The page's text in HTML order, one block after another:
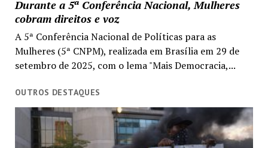
Durante a 5ª Conferência Nacional, Mulheres
cobram direitos e voz
A 5ª Conferência Nacional de Políticas para as
Mulheres (5ª CNPM), realizada em Brasília em 29 de
setembro de 2025, com o lema "Mais Democracia,...
OUTROS DESTAQUES